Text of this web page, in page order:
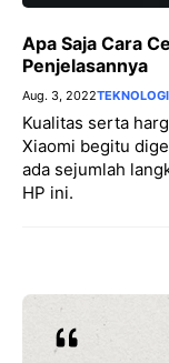
Apa Saja Cara
Penjelasannya
Aug. 3, 2022TEKNOLOGI
Kualitas serta
Xiaomi begitu
ada sejumlah
HP ini.